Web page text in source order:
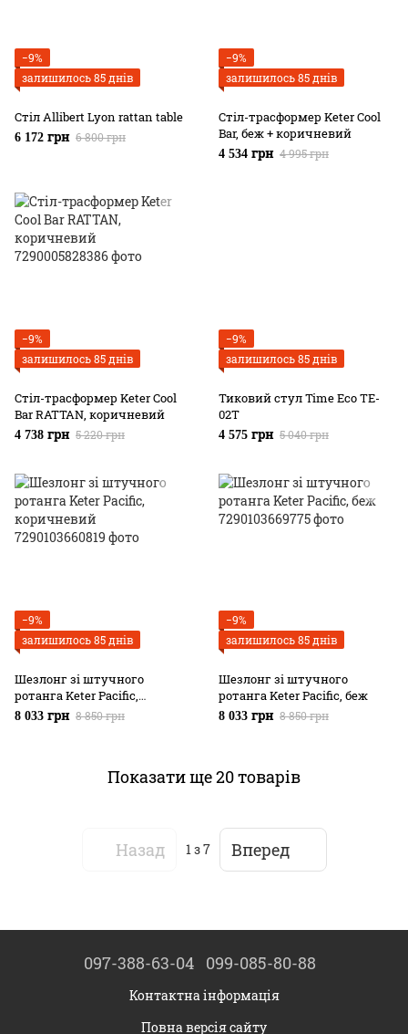
−9%
залишилось 85 днів
Стіл Allibert Lyon rattan table
6 172 грн 6 800 грн
−9%
залишилось 85 днів
Стіл-трасформер Keter Cool
Bar, беж + коричневий
4 534 грн 4 995 грн
−9%
залишилось 85 днів
Стіл-трасформер Keter Cool
Bar RATTAN, коричневий
4 738 грн 5 220 грн
−9%
залишилось 85 днів
Тиковий стул Time Eco TE-
02T
4 575 грн 5 040 грн
−9%
залишилось 85 днів
Шезлонг зі штучного
ротанга Keter Pacific,
коричневий
8 033 грн 8 850 грн
−9%
залишилось 85 днів
Шезлонг зі штучного
ротанга Keter Pacific, беж
8 033 грн 8 850 грн
Показати ще 20 товарів
Назад 1з 7 Вперед
097-388-63-04 099-085-80-88
Контактна інформація
Повна версія сайту